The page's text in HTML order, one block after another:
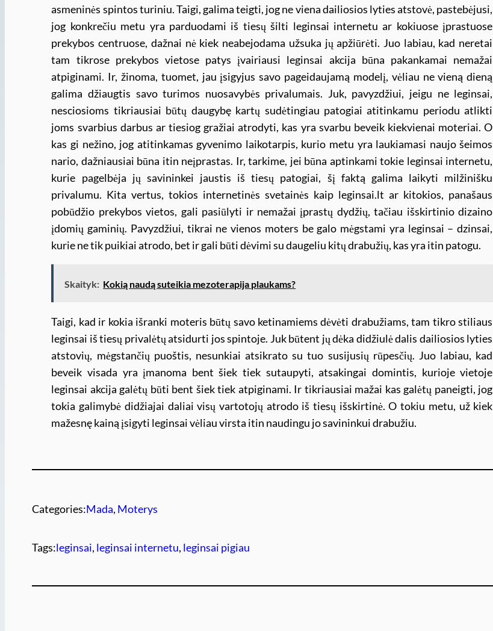
asmeninės spintos turiniu. Taigi, galima teigti, jog ne viena dailiosios lyties atstovė, pastebėjusi,
jog konkrečiu metu yra parduodami iš tiesų šilti leginsai internetu ar kokiuose įprastuose
prekybos centruose, dažnai nė kiek neabejodama užsuka jų apžiūrėti. Juo labiau, kad neretai
tam tikrose prekybos vietose patys įvairiausi leginsai akcija būna pakankamai nemažai
atpiginami. Ir, žinoma, tuomet, jau įsigyjus savo pageidaujamą modelį, vėliau ne vieną dieną
galima džiaugtis savo turimos nuosavybės privalumais. Juk, pavyzdžiui, jeigu ne leginsai,
nesciosioms tikriausiai būtų daugybę kartų sudėtingiau patogiai atitinkamu periodu atlikti
joms svarbius darbus ar tiesiog gražiai atrodyti, kas yra svarbu beveik kiekvienai moteriai. O
kas gi nežino, jog atitinkamas gyvenimo laikotarpis, kurio metu yra laukiamasi naujo šeimos
nario, dažniausiai būna itin neįprastas. Ir, tarkime, jei būna aptinkami tokie leginsai internetu,
kurie pagelbėja jų savininkei jaustis iš tiesų patogiai, šį faktą galima laikyti milžinišku
privalumu. Kita vertus, tokios internetinės svetainės kaip leginsai.lt ar kitokios, panašaus
pobūdžio prekybos vietos, gali pasiūlyti ir nemažai įprastų dydžių, tačiau išskirtinio dizaino
įdomių gaminių. Pavyzdžiui, tikrai ne vienos moters be galo mėgstami yra leginsai – dzinsai,
kurie ne tik puikiai atrodo, bet ir gali būti dėvimi su daugeliu kitų drabužių, kas yra itin patogu.
Skaityk: Kokią naudą suteikia mezoterapija plaukams?
Taigi, kad ir kokia išranki moteris būtų savo ketinamiems dėvėti drabužiams, tam tikro stiliaus
leginsai iš tiesų privalėtų atsidurti jos spintoje. Juk būtent jų dėka didžiulė dalis dailiosios lyties
atstovių, mėgstančių puoštis, nesunkiai atsikrato su tuo susijusių rūpesčių. Juo labiau, kad
beveik visada yra įmanoma bent šiek tiek sutaupyti, atsakingai domintis, kurioje vietoje
leginsai akcija galėtų būti bent šiek tiek atpiginami. Ir tikriausiai mažai kas galėtų paneigti, jog
tokia galimybė didžiajai daliai visų vartotojų atrodo iš tiesų išskirtinė. O tokiu metu, už kiek
mažesnę kainą įsigyti leginsai vėliau virsta itin naudingu jo savininkui drabužiu.
Categories:Mada, Moterys
Tags:leginsai, leginsai internetu, leginsai pigiau